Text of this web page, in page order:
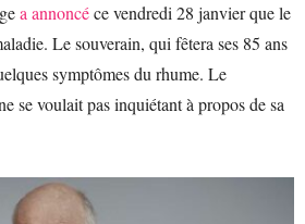
a annoncéce vendredi 28 janvier que le
Le souverain, qui fêtera ses 85 ans
symptômes du rhume. Le
se voulait pas inquiétant à propos de sa